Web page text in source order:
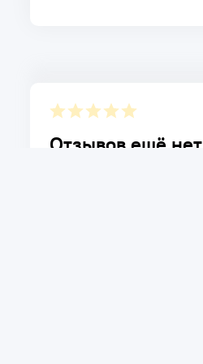
Отзывов ещё нет.